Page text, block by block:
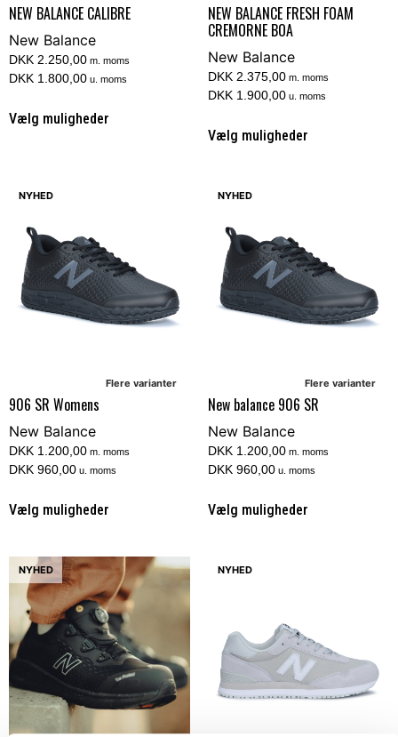
NEW BALANCE CALIBRE
New Balance
DKK 2.250,00 m. moms
DKK 1.800,00 u. moms
Vælg muligheder
NEW BALANCE FRESH FOAM
CREMORNE BOA
New Balance
DKK 2.375,00 m. moms
DKK 1.900,00 u. moms
Vælg muligheder
NYHED
Flere varianter
906 SR Womens
New Balance
DKK 1.200,00 m. moms
DKK 960,00 u. moms
Vælg muligheder
NYHED
Flere varianter
New balance 906 SR
New Balance
DKK 1.200,00 m. moms
DKK 960,00 u. moms
Vælg muligheder
NYHED NYHED